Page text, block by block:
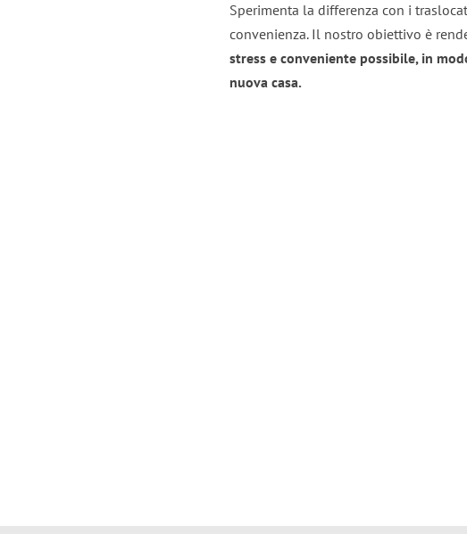
Sperimenta la differenza con i
convenienza. Il nostro obiettivo è
stress e conveniente possibile, in
nuova casa.